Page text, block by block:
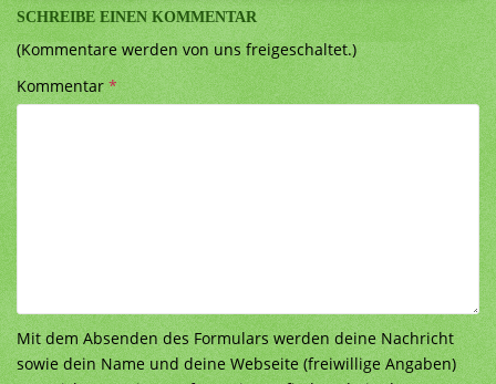
SCHREIBE EINEN KOMMENTAR
(Kommentare werden von uns freigeschaltet.)
Kommentar*
Mit dem Absenden des Formulars werden deine Nachricht
sowie dein Name und deine Webseite (freiwillige Angaben)